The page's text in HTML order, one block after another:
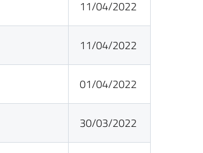
11/04/2022
11/04/2022
01/04/2022
30/03/2022